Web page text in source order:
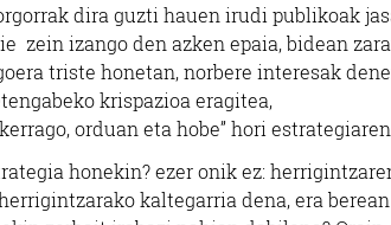
dira guzti hauen irudi publikoak
zein izango den azken epaia, bidean
triste honetan, norbere interesak
krispazioa eragitea,
orduan eta hobe” hori
honekin? ezer onik ez:
kaltegarria dena, era